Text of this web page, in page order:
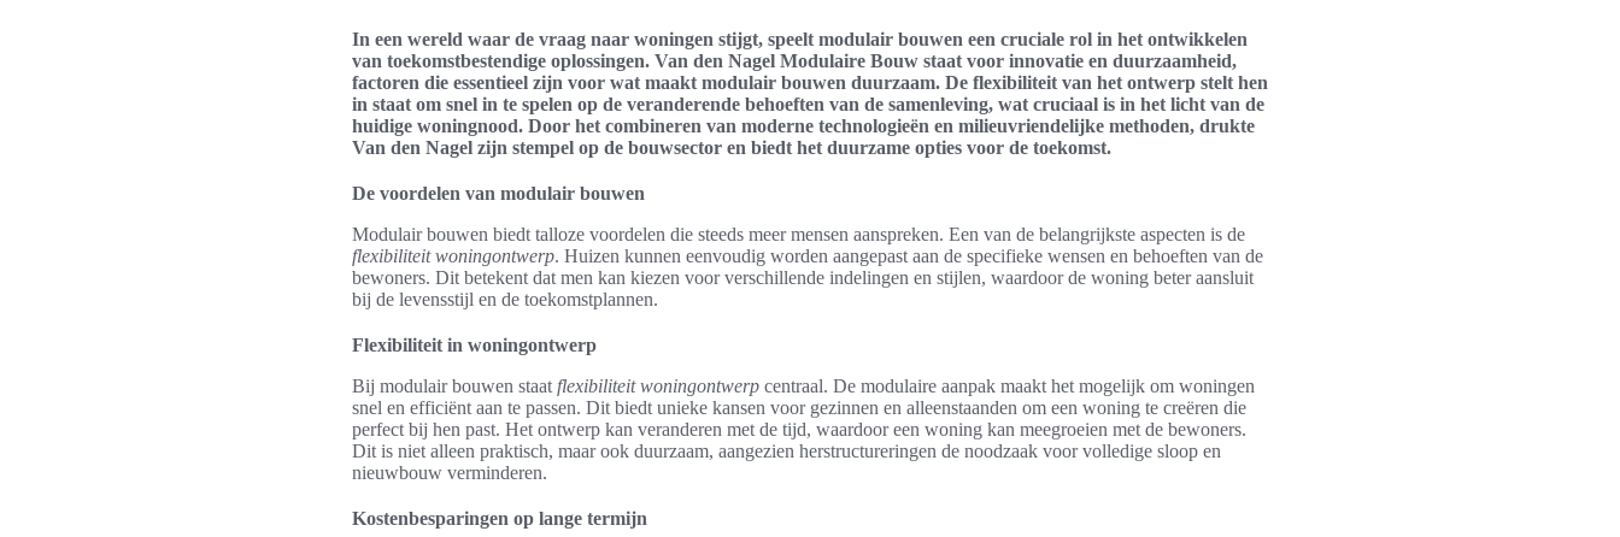
In een wereld waar de vraag naar woningen stijgt, speelt modulair bouwen een cruciale rol in het ontwikkelen
van toekomstbestendige oplossingen. Van den Nagel Modulaire Bouw staat voor innovatie en duurzaamheid,
factoren die essentieel zijn voor wat maakt modulair bouwen duurzaam. De flexibiliteit van het ontwerp stelt hen
in staat om snel in te spelen op de veranderende behoeften van de samenleving, wat cruciaal is in het licht van de
huidige woningnood. Door het combineren van moderne technologieën en milieuvriendelijke methoden, drukte
Van den Nagel zijn stempel op de bouwsector en biedt het duurzame opties voor de toekomst.
De voordelen van modulair bouwen
Modulair bouwen biedt talloze voordelen die steeds meer mensen aanspreken. Een van de belangrijkste aspecten is de
flexibiliteit woningontwerp. Huizen kunnen eenvoudig worden aangepast aan de specifieke wensen en behoeften van de
bewoners. Dit betekent dat men kan kiezen voor verschillende indelingen en stijlen, waardoor de woning beter aansluit
bij de levensstijl en de toekomstplannen.
Flexibiliteit in woningontwerp
Bij modulair bouwen staatflexibiliteit woningontwerp centraal. De modulaire aanpak maakt het mogelijk om woningen
snel en efficiënt aan te passen. Dit biedt unieke kansen voor gezinnen en alleenstaanden om een woning te creëren die
perfect bij hen past. Het ontwerp kan veranderen met de tijd, waardoor een woning kan meegroeien met de bewoners.
Dit is niet alleen praktisch, maar ook duurzaam, aangezien herstructureringen de noodzaak voor volledige sloop en
nieuwbouw verminderen.
Kostenbesparingen op lange termijn